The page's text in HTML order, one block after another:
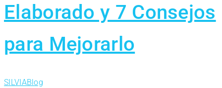
Elaborado y 7 Consejos
para Mejorarlo
SILVIABlog